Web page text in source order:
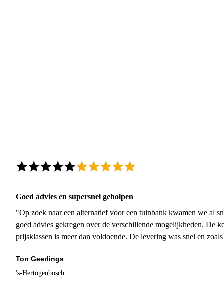
Goed advies en supersnel geholpen
"Op zoek naar een alternatief voor een tuinbank kwamen we al
goed advies gekregen over de verschillende mogelijkheden. De
prijsklassen is meer dan voldoende. De levering was snel en
Ton Geerlings
's-Hertogenbosch